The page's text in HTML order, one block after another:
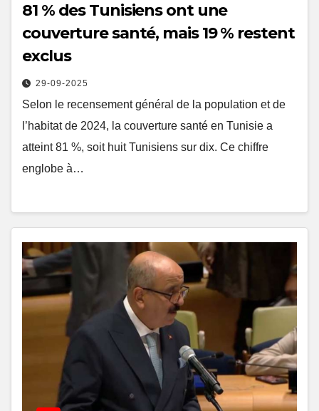
81 % des Tunisiens ont une
couverture santé, mais 19 % restent
exclus
29-09-2025
Selon le recensement général de la population et de
l’habitat de 2024, la couverture santé en Tunisie a
atteint 81 %, soit huit Tunisiens sur dix. Ce chiffre
englobe à…